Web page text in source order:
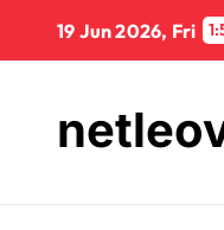
content
19 Jun 2026, Fri